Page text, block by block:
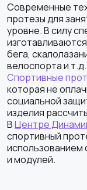
Современные
протезы для
уровне. В силу
бега,
велоспорта и т.д.
Спортивные
которая не
социальной
изделия
ВЦентре
спортивный
использованием
и модулей.